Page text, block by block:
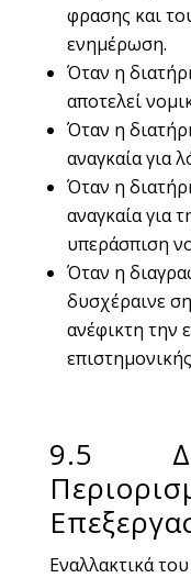
φρασης και
ενημέρωση.
Όταν η
αποτελεί
Όταν η
αναγκαία για
Όταν η
αναγκαία για
υπεράσπιση
Όταν η
δυσχέραινε
ανέφικτη την
9.5
Εναλλακτικά